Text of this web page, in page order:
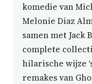
komedie van
Melonie Diaz
samen met Jack
complete
hilarische wijze
remakes van